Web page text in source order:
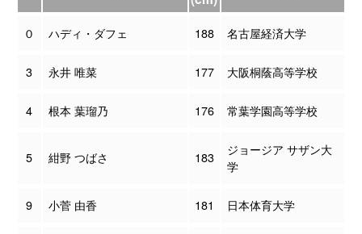
０ ハディ・ダフェ 188 名古屋経済大学
3 永井 唯菜 177 大阪桐蔭高等学校
4 根本 葉瑠乃 176 常葉学園高等学校
5 紺野 つばさ 183
ジョージア サザン大
学
9 小菅 由香 181 日本体育大学